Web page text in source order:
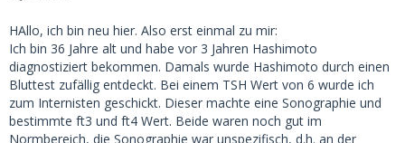
HAllo, ich bin neu hier. Also erst einmal zu mir:
Ich bin 36 Jahre alt und habe vor 3 Jahren Hashimoto
diagnostiziert bekommen. Damals wurde Hashimoto durch einen
Bluttest zufällig entdeckt. Bei einem TSH Wert von 6 wurde ich
zum Internisten geschickt. Dieser machte eine Sonographie und
bestimmte ft3 und ft4 Wert. Beide waren noch gut im
Normbereich, die Sonographie war unspezifisch, d.h. an der